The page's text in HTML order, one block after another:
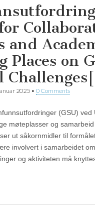
and
Places on
2025 • 0 Comments
(GSU) ved
møteplasser og
ut såkornmidler til
involvert i samarbeidet
og aktiviteten må